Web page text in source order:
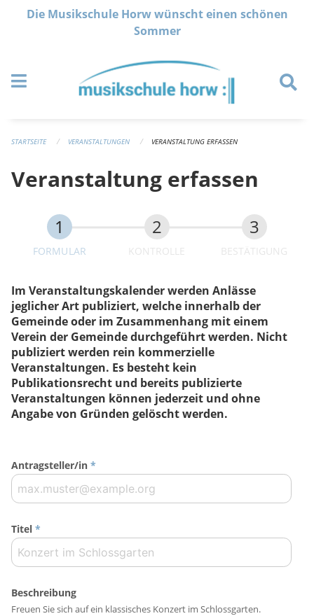
Navigation überspringen
Die Musikschule Horw wünscht einen schönen
Sommer
STARTSEITE VERANSTALTUNGEN VERANSTALTUNG ERFASSEN
Veranstaltung erfassen
FORMULAR KONTROLLE BESTÄTIGUNG
Im Veranstaltungskalender werden Anlässe
jeglicher Art publiziert, welche innerhalb der
Gemeinde oder im Zusammenhang mit einem
Verein der Gemeinde durchgeführt werden. Nicht
publiziert werden rein kommerzielle
Veranstaltungen. Es besteht kein
Publikationsrecht und bereits publizierte
Veranstaltungen können jederzeit und ohne
Angabe von Gründen gelöscht werden.
Antragsteller/in *
Titel *
Beschreibung
Freuen Sie sich auf ein klassisches Konzert im Schlossgarten.